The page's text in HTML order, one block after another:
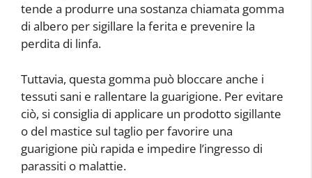
tende a produrre una sostanza chiamata gomma
di albero per sigillare la ferita e prevenire la
perdita di linfa.
Tuttavia, questa gomma può bloccare anche i
tessuti sani e rallentare la guarigione. Per evitare
ciò, si consiglia di applicare un prodotto sigillante
o del mastice sul taglio per favorire una
guarigione più rapida e impedire l’ingresso di
parassiti o malattie.